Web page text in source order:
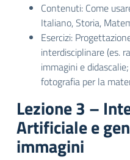
Contenuti: Come
Italiano, Storia,
Esercizi:
interdisciplinare (es.
immagini e
fotografia per la
Lezione 3 –
Artificiale e
immagini